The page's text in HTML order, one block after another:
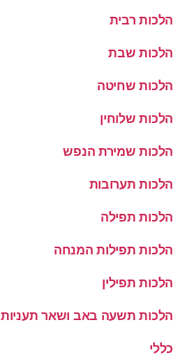
הלכות רבית
הלכות שבת
הלכות שחיטה
הלכות שלוחין
הלכות שמירת הנפש
הלכות תערובות
הלכות תפילה
הלכות תפילות המנחה
הלכות תפילין
הלכות תשעה באב ושאר תעניות
כללי